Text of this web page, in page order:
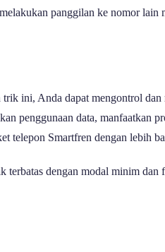
panggilan ke nomor lain
ini, Anda dapat mengontrol dan
penggunaan data, manfaatkan
telepon Smartfren dengan lebih
terbatas dengan modal minim